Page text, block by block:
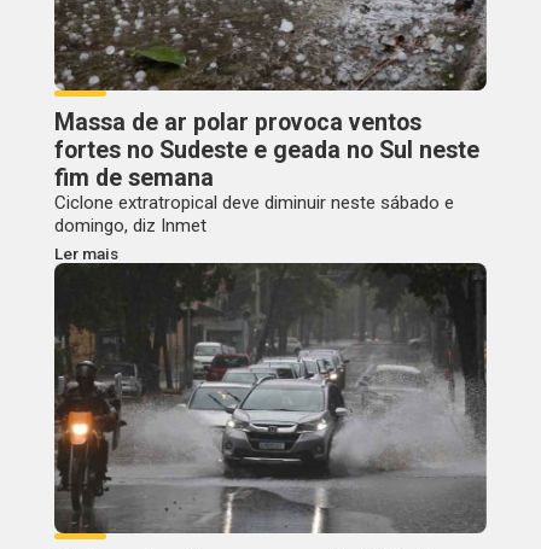
Massa de ar polar provoca ventos
fortes no Sudeste e geada no Sul neste
fim de semana
Ciclone extratropical deve diminuir neste sábado e
domingo, diz Inmet
Ler mais